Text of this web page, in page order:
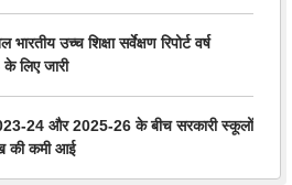
उच्च शिक्षा सर्वेक्षण रिपोर्ट वर्ष
लिए जारी
24 और 2025-26 के बीच सरकारी स्कूलों
की कमी आई